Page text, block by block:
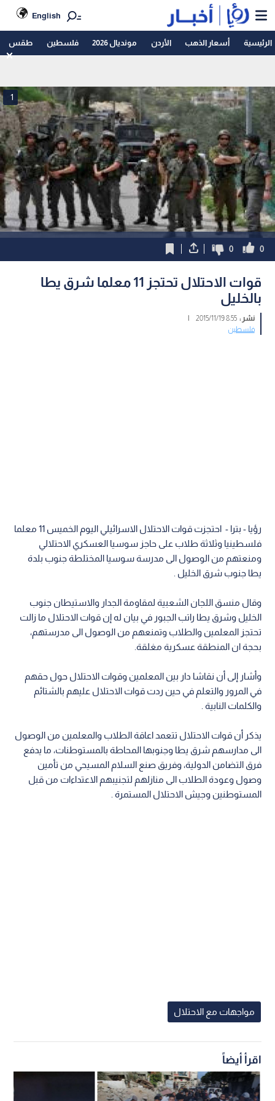
English
الرئيسية أسعار الذهب الأردن مونديال 2026 فلسطين طقس
1
0
0
قوات الاحتلال تحتجز 11 معلما شرق يطا
بالخليل
نشر :8:55 2015/11/19
|
فلسطين
رؤيا - بترا - احتجزت قوات الاحتلال الاسرائيلي اليوم الخميس 11 معلما
فلسطينيا وثلاثة طلاب على حاجز سوسيا العسكري الاحتلالي
ومنعتهم من الوصول الى مدرسة سوسيا المختلطة جنوب بلدة
يطا جنوب شرق الخليل .
وقال منسق اللجان الشعبية لمقاومة الجدار والاستيطان جنوب
الخليل وشرق يطا راتب الجبور في بيان له إن قوات الاحتلال ما زالت
تحتجز المعلمين والطلاب وتمنعهم من الوصول الى مدرستهم،
بحجة ان المنطقة عسكرية مغلقة.
وأشار إلى أن نقاشا دار بين المعلمين وقوات الاحتلال حول حقهم
في المرور والتعلم في حين ردت قوات الاحتلال عليهم بالشتائم
والكلمات النابية .
يذكر أن قوات الاحتلال تتعمد اعاقة الطلاب والمعلمين من الوصول
الى مدارسهم شرق يطا وجنوبها المحاطة بالمستوطنات، ما يدفع
فرق التضامن الدولية، وفريق صنع السلام المسيحي من تأمين
وصول وعودة الطلاب الى منازلهم لتجنيبهم الاعتداءات من قبل
المستوطنين وجيش الاحتلال المستمرة .
مواجهات مع الاحتلال
اقرأ أيضاً